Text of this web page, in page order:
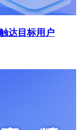
达目标用户